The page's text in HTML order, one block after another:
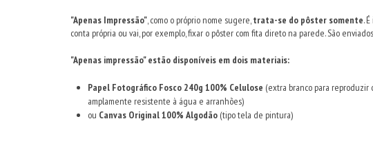
"Apenas Impressão", como o próprio nome sugere,trata-se do pôster somente.
conta própria ou vai, por exemplo, fixar o pôster com fita direto na parede. São
"Apenas impressão" estão disponíveis em dois materiais:
Papel Fotográfico Fosco 240g 100% Celulose (extra branco para reproduzir
amplamente resistente à água e arranhões)
ou Canvas Original 100% Algodão (tipo tela de pintura)